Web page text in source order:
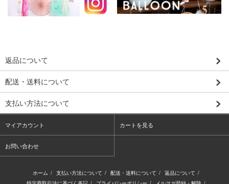
返品について
配送・送料について
支払い方法について
マイアカウント カートを見る
お問い合わせ
ホーム / 支払い方法について / 配送・送料について / 返品について /